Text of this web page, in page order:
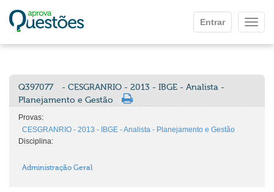
Entrar
Q397077
- CESGRANRIO - 2013 - IBGE - Analista -
Planejamento e Gestão
Provas:
CESGRANRIO - 2013 - IBGE - Analista - Planejamento e Gestão
Disciplina:
Administração Geral